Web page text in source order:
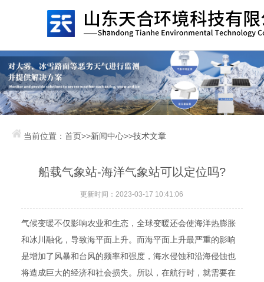
当前位置：首页>>新闻中心>>技术文章
船载气象站-海洋气象站可以定位吗?
更新时间：2023-03-17 10:41:06
气候变暖不仅影响农业和生态，全球变暖还会使海洋热膨胀
和冰川融化，导致海平面上升。而海平面上升最严重的影响
是增加了风暴和台风的频率和强度，海水侵蚀和沿海侵蚀也
将造成巨大的经济和社会损失。所以，在航行时，就需要在